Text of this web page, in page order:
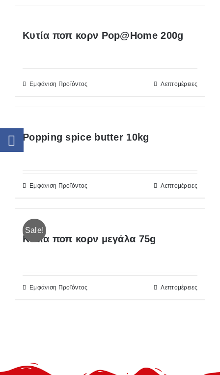
Κυτία ποπ κορν Pop@Home 200g
Εμφάνιση Προϊόντος Λεπτομέρειες
Popping spice butter 10kg
Εμφάνιση Προϊόντος Λεπτομέρειες
Sale!
Κυτία ποπ κορν μεγάλα 75g
Εμφάνιση Προϊόντος Λεπτομέρειες